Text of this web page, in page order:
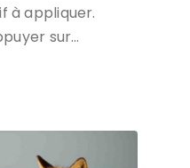
à appliquer.
sur…